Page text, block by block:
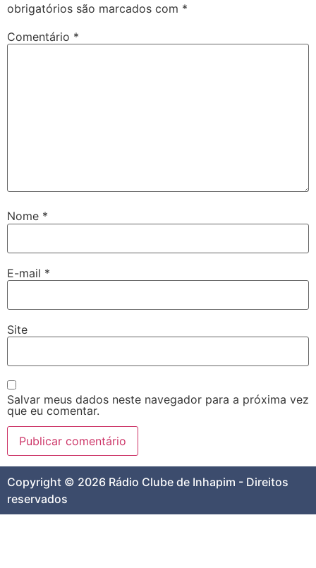
obrigatórios são marcados com *
Comentário *
Nome *
E-mail *
Site
Salvar meus dados neste navegador para a próxima vez
que eu comentar.
Copyright © 2026 Rádio Clube de Inhapim - Direitos
reservados